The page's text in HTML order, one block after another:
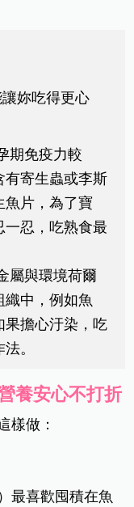
妳吃得更心
期免疫力較
有寄生蟲或李斯
魚片，為了寶
一忍，吃熟食最
屬與環境荷爾
織中，例如魚
果擔心汙染，吃
。
養安心不打折
樣做：
最喜歡囤積在魚